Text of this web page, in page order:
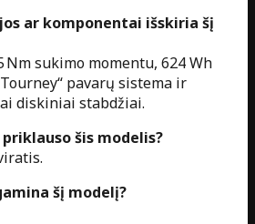
ar komponentai išskiria šį
Nm sukimo momentu, 624 Wh
pavarų sistema ir
diskiniai stabdžiai.
šis modelis?
šį modelį?